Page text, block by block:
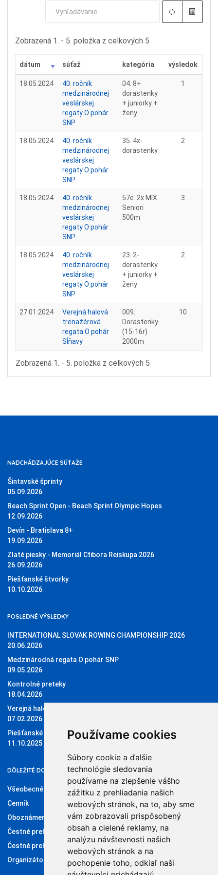
Používame cookies
Súbory cookie a ďalšie
technológie sledovania
používame na zlepšenie vášho
zážitku z prehliadania našich
webových stránok, na to, aby sme
vám zobrazovali prispôsobený
obsah a cielené reklamy, na
analýzu návštevnosti našich
webových stránok a na
pochopenie toho, odkiaľ naši
Zobrazená 1. - 5. položka z celkových 5
dátum súťaž kategória výsledok
18.05.2024
40. ročník
medzinárodnej
veslárskej
regaty O pohár
SNP
04. 8+
dorastenky
+ juniorky +
ženy
1
18.05.2024
40. ročník
medzinárodnej
veslárskej
regaty O pohár
SNP
35. 4x-
dorastenky
2
18.05.2024
40. ročník
medzinárodnej
veslárskej
regaty O pohár
SNP
57e. 2x MIX
Seniori
500m
3
18.05.2024
40. ročník
medzinárodnej
veslárskej
regaty O pohár
SNP
23. 2-
dorastenky
+ juniorky +
ženy
2
27.01.2024
Verejná halová
trenažérová
regata O pohár
Sĺňavy
009.
Dorastenky
(15-16r)
2000m
10
Zobrazená 1. - 5. položka z celkových 5
NADCHÁDZAJÚCE SÚŤAŽE
Šintavské šprinty
05.09.2026
Beach Sprint Open - Beach Sprint Olympic Hopes
12.09.2026
Devín - Bratislava 8+
19.09.2026
Zlaté piesky - Memoriál Ctibora Reiskupa 2026
26.09.2026
Piešťanské štvorky
10.10.2026
POSLEDNÉ VÝSLEDKY
INTERNATIONAL SLOVAK ROWING CHAMPIONSHIP 2026
20.06.2026
Medzinárodná regata O pohár SNP
09.05.2026
Kontrolné preteky
18.04.2026
Verejná halová regata O pohár Sĺňavy
07.02.2026
Piešťanské štvorky 11.10.2025
11.10.2025
DÔLEŽITÉ DOKUMENTY
Všeobecné obchodné podmienky
Cenník
Oboznámenie so spracúvaním osobných údajov
Čestné prehlásenie administrátora klubového konta
Čestné prehlásenie organizátora súťaží
Organizátori